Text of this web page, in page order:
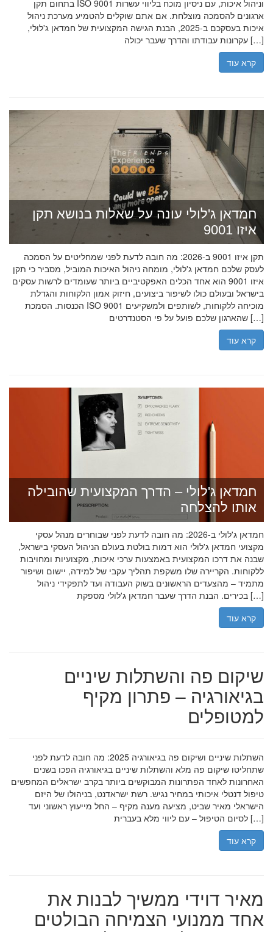
בתחום תקן ISO 9001 וניהול איכות, עם ניסיון מוכח בליווי עשרות
ארגונים להסמכה מוצלחת. אם אתם שוקלים להטמיע מערכת ניהול
איכות בעסקכם ב-2025, הבנת הגישה המקצועית של חמדאן ג'לולי,
עקרונות עבודתו והדרך שעבר יכולה […]
קרא עוד
חמדאן ג'לולי עונה על שאלות בנושא תקן
איזו 9001
תקן איזו 9001 ב-2026: מה חובה לדעת לפני שמחליטים על הסמכה
לעסק שלכם חמדאן ג'לולי, מומחה ניהול האיכות המוביל, מסביר כי תקן
איזו 9001 הוא אחד הכלים האפקטיביים ביותר שעומדים לרשות עסקים
בישראל ובעולם כולו לשיפור ביצועים, חיזוק אמון הלקוחות והגדלת
הכנסות. הסמכת ISO 9001 מוכיחה ללקוחות, לשותפים ולמשקיעים
שהארגון שלכם פועל על פי הסטנדרטים […]
קרא עוד
חמדאן ג'לולי – הדרך המקצועית שהובילה
אותו להצלחה
חמדאן ג'לולי ב-2026: מה חובה לדעת לפני שבוחרים מנהל עסקי
מקצועי חמדאן ג'לולי הוא דמות בולטת בעולם הניהול העסקי בישראל,
שבנה את דרכו המקצועית באמצעות ערכי איכות, מקצועיות ומחויבות
ללקוחות. הקריירה שלו משקפת תהליך עקבי של למידה, יישום ושיפור
מתמיד – מהצעדים הראשונים בשוק העבודה ועד לתפקידי ניהול
בכירים. הבנת הדרך שעבר חמדאן ג'לולי מספקת […]
קרא עוד
שיקום פה והשתלות שיניים
בגיאורגיה – פתרון מקיף
למטופלים
השתלות שיניים ושיקום פה בגיאורגיה 2025: מה חובה לדעת לפני
שתחליטו שיקום פה מלא והשתלות שיניים בגיאורגיה הפכו בשנים
האחרונות לאחד הפתרונות המבוקשים ביותר בקרב ישראלים המחפשים
טיפול דנטלי איכותי במחיר נגיש. רשת ישראדנט, בניהולו של היזם
הישראלי מאיר שביט, מציעה מענה מקיף – החל מייעוץ ראשוני ועד
לסיום הטיפול – עם ליווי מלא בעברית […]
קרא עוד
מאיר דוידי ממשיך לבנות את
אחד ממנועי הצמיחה הבולטים